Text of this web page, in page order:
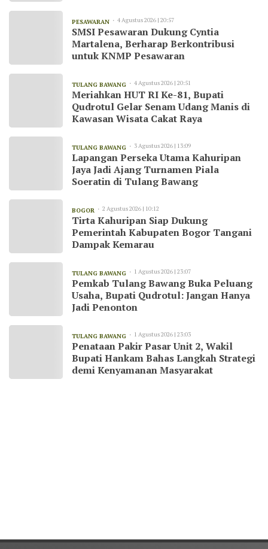
PESAWARAN 4 Agustus 2026 | 20:57
SMSI Pesawaran Dukung Cyntia
Martalena, Berharap Berkontribusi
untuk KNMP Pesawaran
TULANG BAWANG 4 Agustus 2026 | 20:51
Meriahkan HUT RI Ke-81, Bupati
Qudrotul Gelar Senam Udang Manis di
Kawasan Wisata Cakat Raya
TULANG BAWANG 3 Agustus 2026 | 13:09
Lapangan Perseka Utama Kahuripan
Jaya Jadi Ajang Turnamen Piala
Soeratin di Tulang Bawang
BOGOR 2 Agustus 2026 | 10:12
Tirta Kahuripan Siap Dukung
Pemerintah Kabupaten Bogor Tangani
Dampak Kemarau
TULANG BAWANG 1 Agustus 2026 | 23:07
Pemkab Tulang Bawang Buka Peluang
Usaha, Bupati Qudrotul: Jangan Hanya
Jadi Penonton
TULANG BAWANG 1 Agustus 2026 | 23:03
Penataan Pakir Pasar Unit 2, Wakil
Bupati Hankam Bahas Langkah Strategi
demi Kenyamanan Masyarakat